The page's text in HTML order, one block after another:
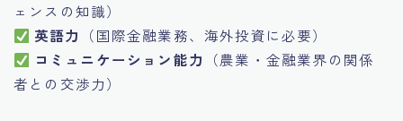
ェンスの知識）
英語力
（国際金融業務、海外投資に必要）
コミュニケーション能力
（農業・金融業界の関係
者との交渉力）